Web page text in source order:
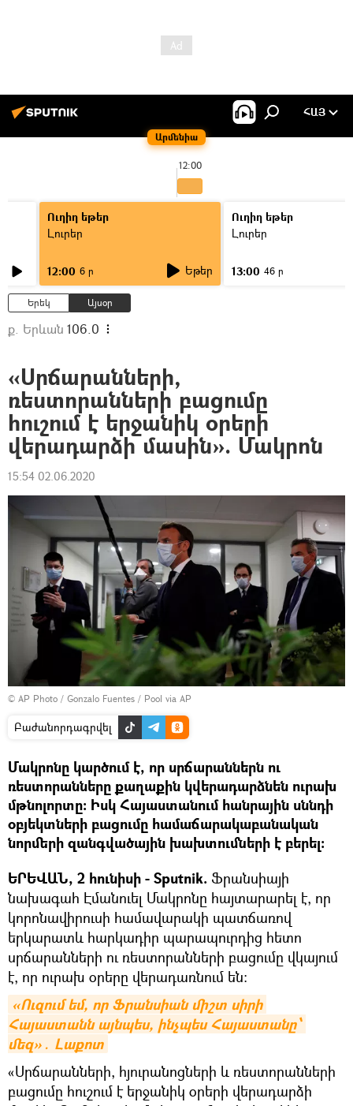
Արմենիա
ՀԱՅ
12:00
Ուղիղ եթեր
Լուրեր
12:00 6 ր Եթեր
Ուղիղ եթեր
Լուրեր
13:00 46 ր
Երեկ Այսօր
ք. Երևան 106.0
​​«Սրճարանների,
ռեստորանների բացումը
հուշում է երջանիկ օրերի
վերադարձի մասին». Մակրոն
15:54 02.06.2020
© AP Photo / Gonzalo Fuentes / Pool via AP
Բաժանորդագրվել
Մակրոնը կարծում է, որ սրճարաններն ու
ռեստորանները քաղաքին կվերադարձնեն ուրախ
մթնոլորտը։ Իսկ Հայաստանում հանրային սննդի
օբյեկտների բացումը համաճարակաբանական
նորմերի զանգվածային խախտումների է բերել։
ԵՐԵՎԱՆ, 2 հունիսի - Sputnik. Ֆրանսիայի
նախագահ Էմանուել Մակրոնը հայտարարել է, որ
կորոնավիրուսի համավարակի պատճառով
երկարատև հարկադիր պարապուրդից հետո
սրճարանների ու ռեստորանների բացումը վկայում
է, որ ուրախ օրերը վերադառնում են:
«Ուզում եմ, որ Ֆրանսիան միշտ սիրի
Հայաստանն այնպես, ինչպես Հայաստանը՝
մեզ»․ Լաքոտ
«Սրճարանների, հյուրանոցների և ռեստորանների
բացումը հուշում է երջանիկ օրերի վերադարձի